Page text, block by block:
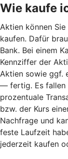
Wie kaufe
Aktien können
kaufen. Dafür
Bank. Bei einem
Kennziffer der
Aktien sowie ggf.
— fertig. Es fallen
prozentuale
bzw. der Kurs
Nachfrage und
feste Laufzeit
jederzeit kaufen